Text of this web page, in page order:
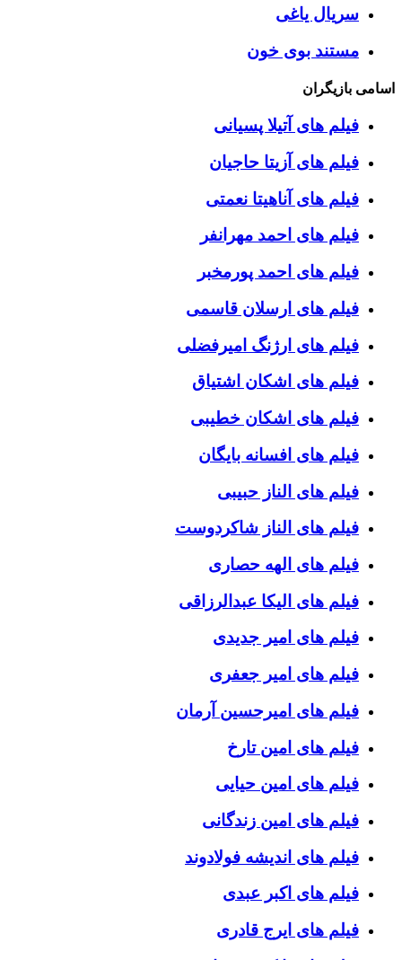
سریال یاغی
مستند بوی خون
اسامی بازیگران
فیلم های آتیلا پسیانی
فیلم های آزیتا حاجیان
فیلم های آناهیتا نعمتی
فیلم های احمد مهرانفر
فیلم های احمد پورمخبر
فیلم های ارسلان قاسمی
فیلم های ارژنگ امیرفضلی
فیلم های اشکان اشتیاق
فیلم های اشکان خطیبی
فیلم های افسانه بایگان
فیلم های الناز حبیبی
فیلم های الناز شاکردوست
فیلم های الهه حصاری
فیلم های الیکا عبدالرزاقی
فیلم های امیر جدیدی
فیلم های امیر جعفری
فیلم های امیرحسین آرمان
فیلم های امین تارخ
فیلم های امین حیایی
فیلم های امین زندگانی
فیلم های اندیشه فولادوند
فیلم های اکبر عبدی
فیلم های ایرج قادری